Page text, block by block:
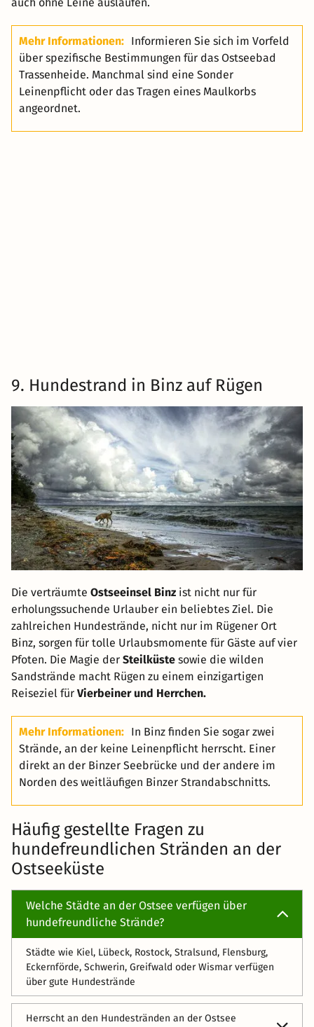
auch ohne Leine auslaufen.
Mehr Informationen: Informieren Sie sich im Vorfeld
über spezifische Bestimmungen für das Ostseebad
Trassenheide. Manchmal sind eine Sonder
Leinenpflicht oder das Tragen eines Maulkorbs
angeordnet.
9. Hundestrand in Binz auf Rügen
Die verträumte Ostseeinsel Binz ist nicht nur für
erholungssuchende Urlauber ein beliebtes Ziel. Die
zahlreichen Hundestrände, nicht nur im Rügener Ort
Binz, sorgen für tolle Urlaubsmomente für Gäste auf vier
Pfoten. Die Magie der Steilküste sowie die wilden
Sandstrände macht Rügen zu einem einzigartigen
Reiseziel für Vierbeiner und Herrchen.
Mehr Informationen: In Binz finden Sie sogar zwei
Strände, an der keine Leinenpflicht herrscht. Einer
direkt an der Binzer Seebrücke und der andere im
Norden des weitläufigen Binzer Strandabschnitts.
Häufig gestellte Fragen zu
hundefreundlichen Stränden an der
Ostseeküste
Welche Städte an der Ostsee verfügen über
hundefreundliche Strände?
Städte wie Kiel, Lübeck, Rostock, Stralsund, Flensburg,
Eckernförde, Schwerin, Greifwald oder Wismar verfügen
über gute Hundestrände
Herrscht an den Hundestränden an der Ostsee